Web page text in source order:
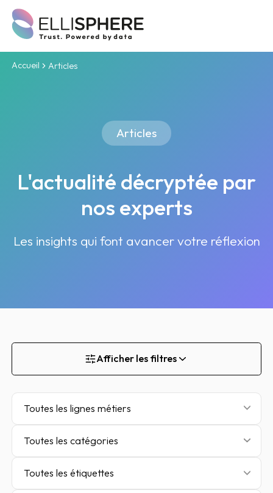
Accueil Articles
Articles
L'actualité décryptée par
nos experts
Les insights qui font avancer votre réflexion
Afficher les filtres
Toutes les lignes métiers
Toutes les catégories
Toutes les étiquettes